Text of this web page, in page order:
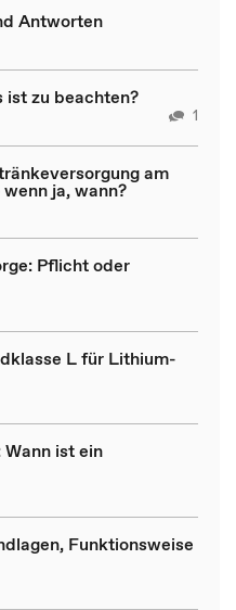
Antworten
ist zu beachten?
1
am
ja, wann?
Pflicht oder
L für Lithium-
ist ein
Funktionsweise